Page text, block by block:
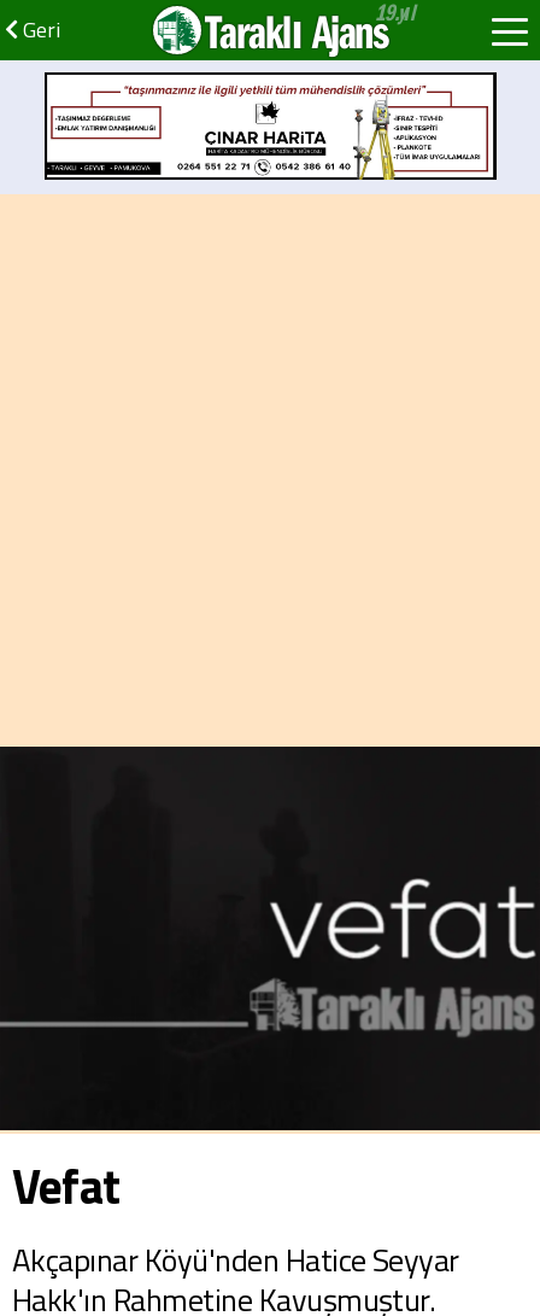
Geri Taraklı Ajans
Vefat
Akçapınar Köyü'nden Hatice Seyyar
Hakk'ın Rahmetine Kavuşmuştur.